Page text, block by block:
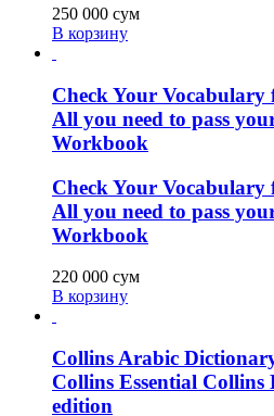
250 000 сум
В корзину
Check Your Vocabulary
All you need to pass
Workbook
Check Your Vocabulary
All you need to pass
Workbook
220 000 сум
В корзину
Collins Arabic
Collins Essential Collins
edition